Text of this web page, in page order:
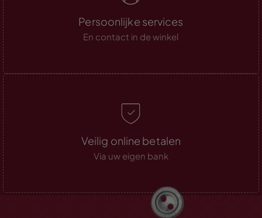
Persoonlijke services
En contact in de winkel
Veilig online betalen
Via uw eigen bank